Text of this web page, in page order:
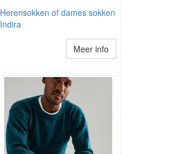
Herensokken of dames sokken
Indira
Meer info